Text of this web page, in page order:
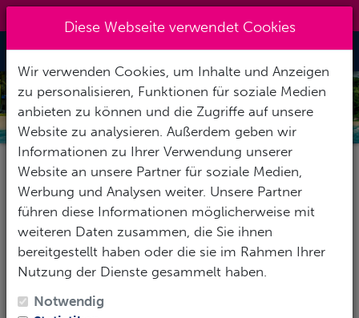
Toggle
MEXIKO
Pauschalereise Hotel Tauchbasis
Reise-Zeitraum
1 Erwachsene
Diese Webseite verwendet Cookies
Wir verwenden Cookies, um Inhalte und Anzeigen
zu personalisieren, Funktionen für soziale Medien
anbieten zu können und die Zugriffe auf unsere
Website zu analysieren. Außerdem geben wir
Informationen zu Ihrer Verwendung unserer
Website an unsere Partner für soziale Medien,
Werbung und Analysen weiter. Unsere Partner
führen diese Informationen möglicherweise mit
weiteren Daten zusammen, die Sie ihnen
bereitgestellt haben oder die sie im Rahmen Ihrer
Nutzung der Dienste gesammelt haben.
Notwendig